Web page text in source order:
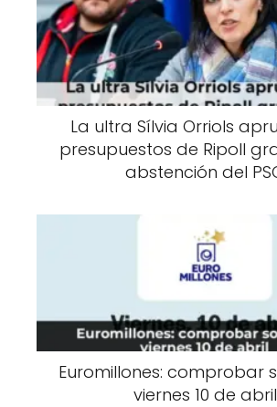
La ultra Sílvia Orriols
presupuestos de Ripoll
abstención del
Euromillones: comprobar
viernes 10 de abril